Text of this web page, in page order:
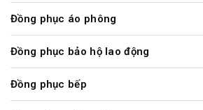
Đồng phục áo phông
Đồng phục bảo hộ lao động
Đồng phục bếp